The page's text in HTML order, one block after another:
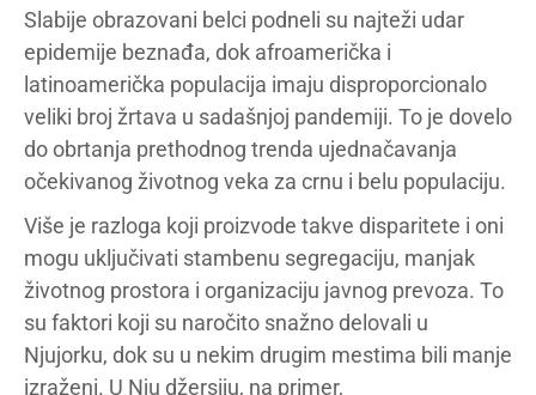
Slabije obrazovani belci podneli su najteži udar
epidemije beznađa, dok afroamerička i
latinoamerička populacija imaju disproporcionalo
veliki broj žrtava u sadašnjoj pandemiji. To je dovelo
do obrtanja prethodnog trenda ujednačavanja
očekivanog životnog veka za crnu i belu populaciju.
Više je razloga koji proizvode takve disparitete i oni
mogu uključivati stambenu segregaciju, manjak
životnog prostora i organizaciju javnog prevoza. To
su faktori koji su naročito snažno delovali u
Njujorku, dok su u nekim drugim mestima bili manje
izraženi. U Nju džersiju, na primer,